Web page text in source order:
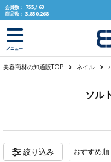
text.skipToContent
text.skipToNavigation
会員数： 755,163
商品数： 3,850,268
メニュー
美容商材の卸通販TOP ネイル
ソル
絞り込み おすすめ順